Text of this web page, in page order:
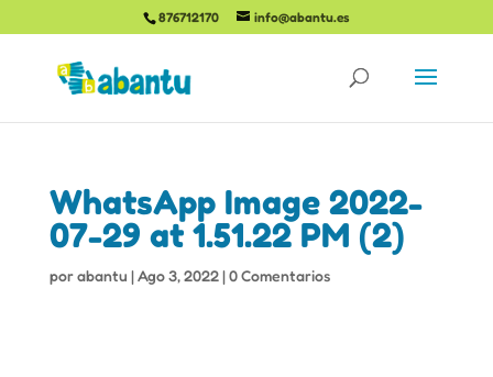
876712170 info@abantu.es
WhatsApp Image 2022-
07-29 at 1.51.22 PM (2)
porabantu |Ago 3, 2022|0 Comentarios